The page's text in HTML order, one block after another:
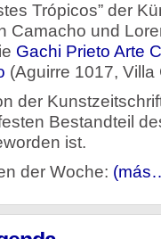
Trópicos” der
Camacho und
Gachi Prieto Arte
(Aguirre 1017,
der
Bestandteil
ist.
der Woche: